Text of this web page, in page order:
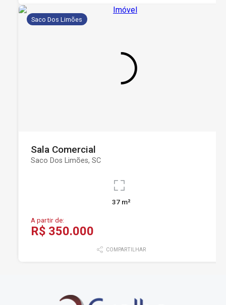
Saco Dos Limões
Sala Comercial
Saco Dos Limões, SC
37 m²
A partir de:
R$ 350.000
COMPARTILHAR